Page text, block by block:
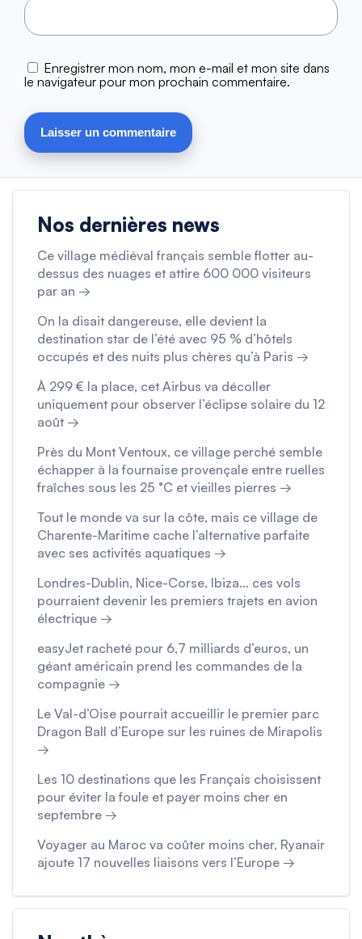
Enregistrer mon nom, mon e-mail et mon site dans
le navigateur pour mon prochain commentaire.
Nos dernières news
Ce village médiéval français semble flotter au-
dessus des nuages et attire 600 000 visiteurs
par an →
On la disait dangereuse, elle devient la
destination star de l’été avec 95 % d’hôtels
occupés et des nuits plus chères qu’à Paris →
À 299 € la place, cet Airbus va décoller
uniquement pour observer l’éclipse solaire du 12
août →
Près du Mont Ventoux, ce village perché semble
échapper à la fournaise provençale entre ruelles
fraîches sous les 25 °C et vieilles pierres →
Tout le monde va sur la côte, mais ce village de
Charente-Maritime cache l’alternative parfaite
avec ses activités aquatiques →
Londres-Dublin, Nice-Corse, Ibiza… ces vols
pourraient devenir les premiers trajets en avion
électrique →
easyJet racheté pour 6,7 milliards d’euros, un
géant américain prend les commandes de la
compagnie →
Le Val-d’Oise pourrait accueillir le premier parc
Dragon Ball d’Europe sur les ruines de Mirapolis
→
Les 10 destinations que les Français choisissent
pour éviter la foule et payer moins cher en
septembre →
Voyager au Maroc va coûter moins cher, Ryanair
ajoute 17 nouvelles liaisons vers l’Europe →